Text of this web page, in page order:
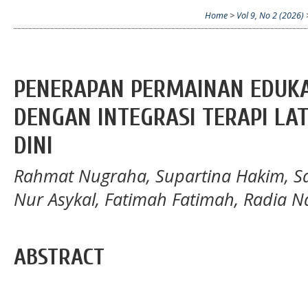
Home > Vol 9, No 2 (2026)
PENERAPAN PERMAINAN
DENGAN INTEGRASI TERAPI
DINI
Rahmat Nugraha, Supartina Hakim,
Nur Asykal, Fatimah Fatimah, Radia
ABSTRACT